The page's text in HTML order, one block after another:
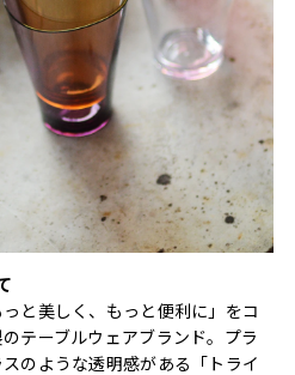
と美しく、もっと便利に」をコ
テーブルウェアブランド。プラ
のような透明感がある「トライ